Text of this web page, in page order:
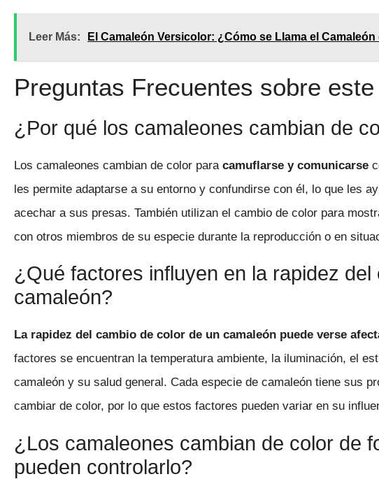
Leer Más: El Camaleón Versicolor: ¿Cómo se Llama el
Preguntas Frecuentes sobre
¿Por qué los camaleones cambian de
Los camaleones cambian de color paracamuflarse y comunicarse
les permite adaptarse a su entorno y confundirse con él, lo que les
acechar a sus presas. También utilizan el cambio de color para
con otros miembros de su especie durante la reproducción o en
¿Qué factores influyen en la rapidez
camaleón?
La rapidez del cambio de color de un camaleón puede verse
factores se encuentran la temperatura ambiente, la iluminación, el
camaleón y su salud general. Cada especie de camaleón tiene sus
cambiar de color, por lo que estos factores pueden variar en su
¿Los camaleones cambian de color de
pueden controlarlo?